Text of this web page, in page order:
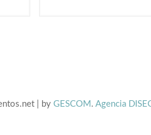
| by GESCOM . Agencia